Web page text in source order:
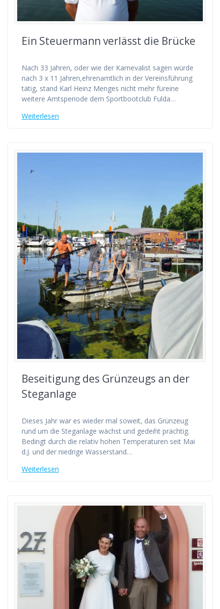
Ein Steuermann verlässt die Brücke
Nach 33 Jahren, oder wie der Karnevalist sagen würde
nach 3 x 11 Jahren,ehrenamtlich in der Vereinsführung
tätig, stand Karl Heinz Menges nicht mehr füreine
weitere Amtsperiode dem Sportbootclub Fulda…
Weiterlesen
Beseitigung des Grünzeugs an der
Steganlage
Dieses Jahr war es wieder mal soweit, das Grünzeug
rund um die Steganlage wächst und gedeiht prächtig.
Bedingt durch die relativ hohen Temperaturen seit Mai
d.J. und der niedrige Wasserstand…
Weiterlesen